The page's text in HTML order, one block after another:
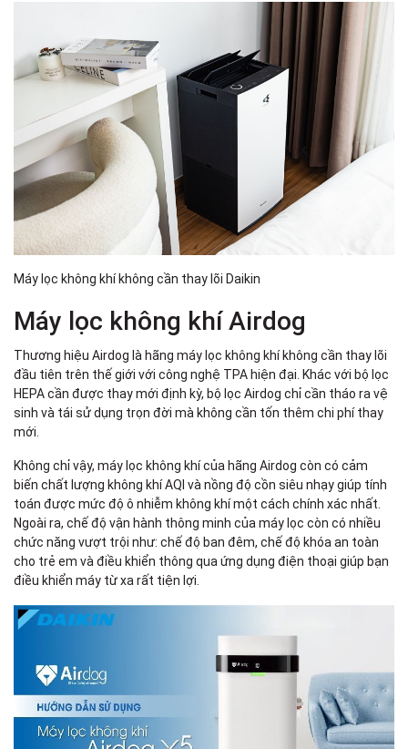
Máy lọc không khí không cần thay lõi Daikin
Máy lọc không khí Airdog
Thương hiệu Airdog là hãng máy lọc không khí không cần thay lõi
đầu tiên trên thế giới với công nghệ TPA hiện đại. Khác với bộ lọc
HEPA cần được thay mới định kỳ, bộ lọc Airdog chỉ cần tháo ra vệ
sinh và tái sử dụng trọn đời mà không cần tốn thêm chi phí thay
mới.
Không chỉ vậy, máy lọc không khí của hãng Airdog còn có cảm
biến chất lượng không khí AQI và nồng độ cồn siêu nhạy giúp tính
toán được mức độ ô nhiễm không khí một cách chính xác nhất.
Ngoài ra, chế độ vận hành thông minh của máy lọc còn có nhiều
chức năng vượt trội như: chế độ ban đêm, chế độ khóa an toàn
cho trẻ em và điều khiển thông qua ứng dụng điện thoại giúp bạn
điều khiển máy từ xa rất tiện lợi.